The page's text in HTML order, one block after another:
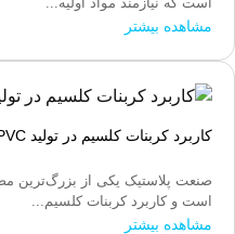
مشاهده بیشتر
کاربرد کربنات کلسیم در تولید PVC و لوله‌های پلاستیکی
صنعت پلاستیک یکی از بزرگ‌ترین
است و کاربرد کربنات کلسیم...
مشاهده بیشتر